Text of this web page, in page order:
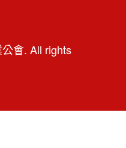
會. All rights